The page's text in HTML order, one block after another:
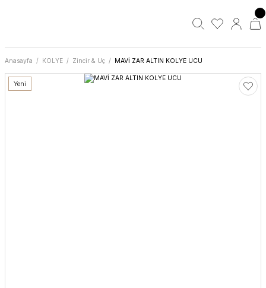
Anasayfa KOLYE Zincir & Uç MAVİ ZAR ALTIN KOLYE UCU
Yeni